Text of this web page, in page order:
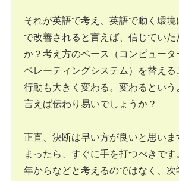
それが英語で考え、英語で動く環境
で改善されると言えば、信じていた
か？考え方のベース（コンピュータ
ペレーティングシステム）を替え
行動も大きく変わる。変わるという
言えば伝わり易いでしょうか？
正直、決断は早い方が良いと思い
まったら、すぐに手を打つべきで
年からなどと考えるのではなく、次